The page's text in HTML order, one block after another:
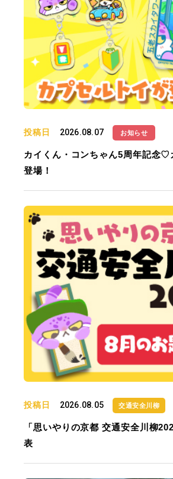
投稿日 2026.08.07 お知らせ
カイくん・コンちゃん5周年記念♡
登場！
投稿日 2026.08.05 交通安全川柳
「思いやりの京都 交通安全川柳
表